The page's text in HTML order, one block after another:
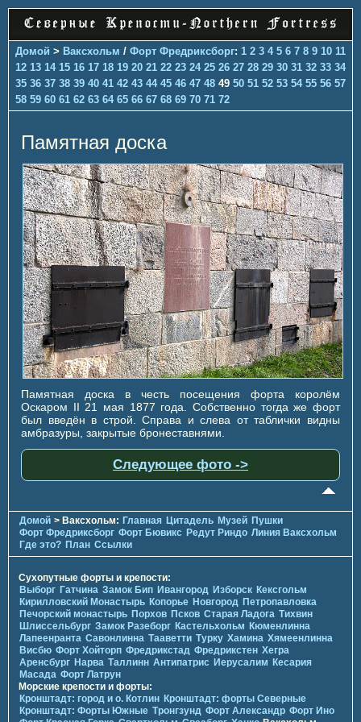
Домой > Ваксхольм / Форт Фредриксборг: 1 2 3 4 5 6 7 8 9 10 11
12 13 14 15 16 17 18 19 20 21 22 23 24 25 26 27 28 29 30 31 32 33 34
35 36 37 38 39 40 41 42 43 44 45 46 47 48 49 50 51 52 53 54 55 56 57
58 59 60 61 62 63 64 65 66 67 68 69 70 71 72
Памятная доска
Памятная доска в честь посещения форта королём
Оскаром II 21 мая 1877 года. Собственно тогда же форт
был введён в строй. Справа и слева от таблички видны
амбразуры, закрытые бронеставнями.
Следующее фото ->
Домой > Ваксхольм: Главная Цитадель Музей Пушки
Форт Фредриксборг Форт Бювикc Редут Риндо Линия Ваксхольм
Где это? План Ссылки
Сухопутные форты и крепости:
Выборг Гатчина Замок Бип Ивангород Изборск Кексгольм
Кирилловский Монастырь Копорье Новгород Петропавловка
Печорcкий монастырь Порхов Псков Старая Ладога Тихвин
Шлиссельбург Замок Разеборг Кастельхольм Кюменлинна
Лапеенранта Савонлинна Тааветти Турку Хамина Хямеенлинна
Висбю Форт Хойторп Фредрикстад Фредрикстен Хегра
Аренсбург Нарва Таллинн Антипатрис Иерусалим Кесария
Масада Форт Латрун
Морские крепости и форты:
Кронштадт: город и о. Котлин Кронштадт: форты Северные
Кронштадт: Форты Южные Тронгзунд Форт Александр Форт Ино